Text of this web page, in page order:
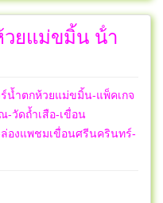
ยแม่ขมิ้น น้ํา
น้ำตกห้วยแม่ขมิ้น-แพ็คเกจ
วัดถ้ำเสือ-เขื่อน
องแพชมเขื่อนศรีนครินทร์-